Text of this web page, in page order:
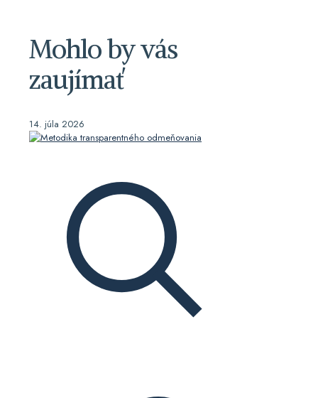
Mohlo by vás
zaujímať
14. júla 2026